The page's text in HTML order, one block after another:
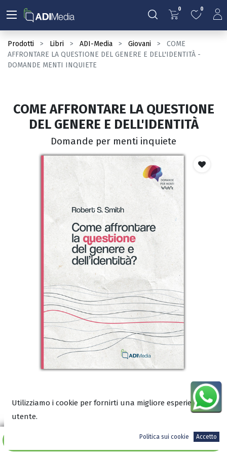
0 0
Prodotti Libri ADI-Media Giovani
COME
AFFRONTARE LA QUESTIONE DEL GENERE E DELL'IDENTITÀ -
DOMANDE MENTI INQUIETE
Aggiungi al carrello
COME AFFRONTARE LA QUESTIONE
DEL GENERE E DELL'IDENTITÀ
Domande per menti inquiete
Leggi un estratto sul blog
Scarica l'anteprima in PDF
Utilizziamo i cookie per fornirti una migliore esperienza
utente.
Politica sui cookie Accetto